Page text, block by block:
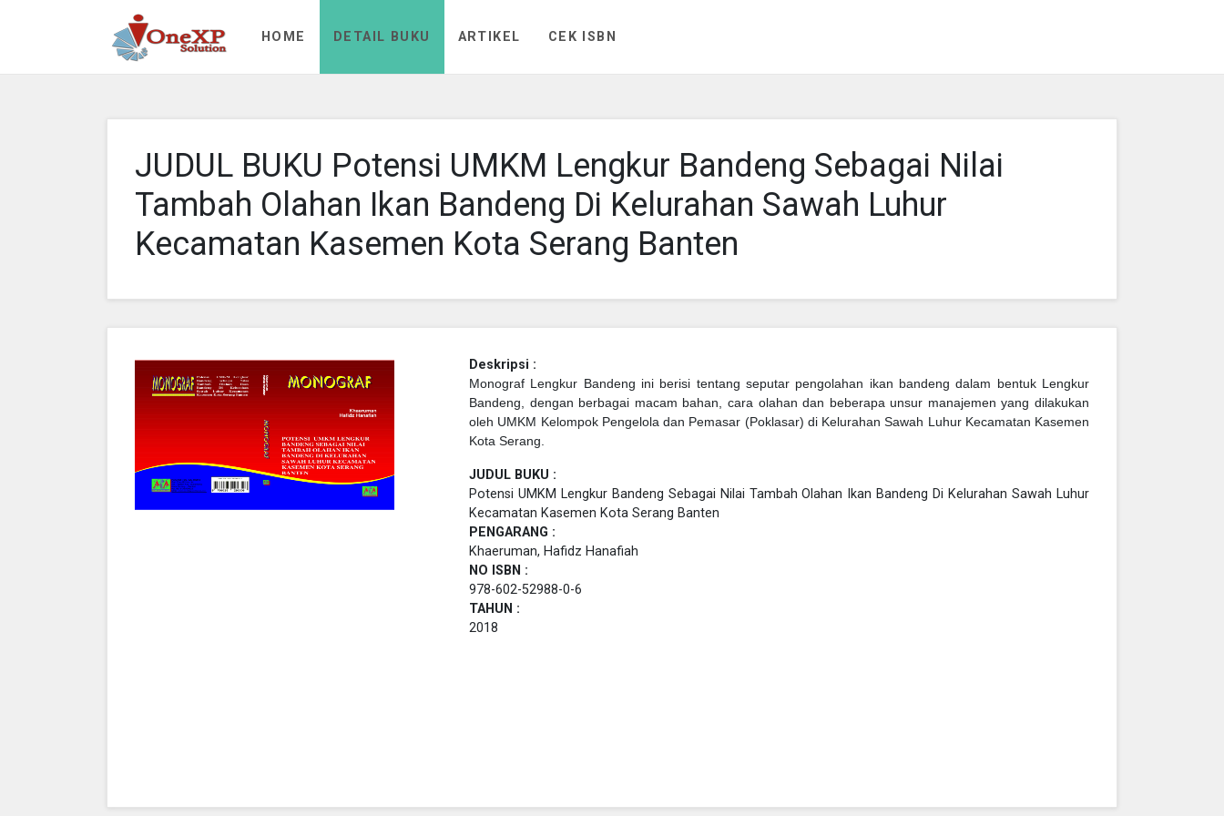
HOME DETAIL BUKU ARTIKEL CEK ISBN
JUDUL BUKU Potensi UMKM Lengkur Bandeng Sebagai Nilai
Tambah Olahan Ikan Bandeng Di Kelurahan Sawah Luhur
Kecamatan Kasemen Kota Serang Banten
Deskripsi :
Monograf Lengkur Bandeng ini berisi tentang seputar pengolahan ikan bandeng dalam bentuk Lengkur
Bandeng, dengan berbagai macam bahan, cara olahan dan beberapa unsur manajemen yang dilakukan
oleh UMKM Kelompok Pengelola dan Pemasar (Poklasar) di Kelurahan Sawah Luhur Kecamatan Kasemen
Kota Serang.
JUDUL BUKU :
Potensi UMKM Lengkur Bandeng Sebagai Nilai Tambah Olahan Ikan Bandeng Di Kelurahan Sawah Luhur
Kecamatan Kasemen Kota Serang Banten
PENGARANG :
Khaeruman, Hafidz Hanafiah
NO ISBN :
978-602-52988-0-6
TAHUN :
2018